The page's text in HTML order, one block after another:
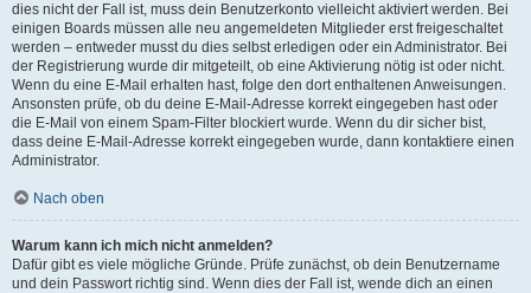
dies nicht der Fall ist, muss dein Benutzerkonto vielleicht aktiviert werden. Bei
einigen Boards müssen alle neu angemeldeten Mitglieder erst freigeschaltet
werden – entweder musst du dies selbst erledigen oder ein Administrator. Bei
der Registrierung wurde dir mitgeteilt, ob eine Aktivierung nötig ist oder nicht.
Wenn du eine E-Mail erhalten hast, folge den dort enthaltenen Anweisungen.
Ansonsten prüfe, ob du deine E-Mail-Adresse korrekt eingegeben hast oder
die E-Mail von einem Spam-Filter blockiert wurde. Wenn du dir sicher bist,
dass deine E-Mail-Adresse korrekt eingegeben wurde, dann kontaktiere einen
Administrator.
Nach oben
Warum kann ich mich nicht anmelden?
Dafür gibt es viele mögliche Gründe. Prüfe zunächst, ob dein Benutzername
und dein Passwort richtig sind. Wenn dies der Fall ist, wende dich an einen